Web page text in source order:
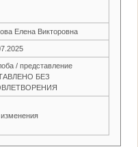
Елена Викторовна
/ представление
БЕЗ
изменения